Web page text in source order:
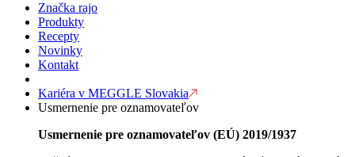
Značka rajo
Produkty
Recepty
Novinky
Kontakt
Kariéra v MEGGLE Slovakia
Usmernenie pre oznamovateľov
Usmernenie pre oznamovateľov (EÚ) 2019/1937